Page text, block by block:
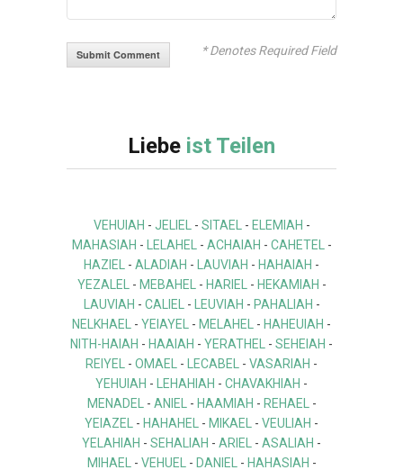
* Denotes Required Field
Liebe ist Teilen
VEHUIAH - JELIEL - SITAEL - ELEMIAH -
MAHASIAH - LELAHEL - ACHAIAH - CAHETEL
-
HAZIEL
- ALADIAH - LAUVIAH - HAHAIAH -
YEZALEL
- MEBAHEL - HARIEL - HEKAMIAH -
LAUVIAH - CALIEL - LEUVIAH - PAHALIAH -
NELKHAEL
- YEIAYEL - MELAHEL - HAHEUIAH -
NITH-HAIAH - HAAIAH - YERATHEL - SEHEIAH -
REIYEL
- OMAEL - LECABEL - VASARIAH -
YEHUIAH - LEHAHIAH - CHAVAKHIAH -
MENADEL
- ANIEL - HAAMIAH - REHAEL
-
YEIAZEL
- HAHAHEL - MIKAEL - VEULIAH -
YELAHIAH - SEHALIAH - ARIEL - ASALIAH -
MIHAEL
- VEHUEL - DANIEL - HAHASIAH -